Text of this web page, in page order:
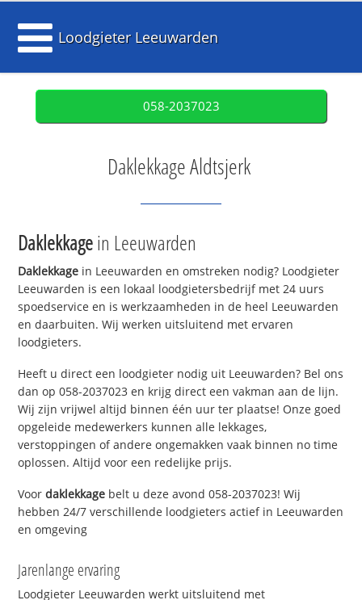
Loodgieter Leeuwarden
058-2037023
Daklekkage Aldtsjerk
Daklekkagein Leeuwarden
Daklekkage in Leeuwarden en omstreken nodig? Loodgieter
Leeuwarden is een lokaal loodgietersbedrijf met 24 uurs
spoedservice en is werkzaamheden in de heel Leeuwarden
en daarbuiten. Wij werken uitsluitend met ervaren
loodgieters.
Heeft u direct een loodgieter nodig uit Leeuwarden? Bel ons
dan op 058-2037023 en krijg direct een vakman aan de lijn.
Wij zijn vrijwel altijd binnen één uur ter plaatse! Onze goed
opgeleide medewerkers kunnen alle lekkages,
verstoppingen of andere ongemakken vaak binnen no time
oplossen. Altijd voor een redelijke prijs.
Voordaklekkage belt u deze avond 058-2037023! Wij
hebben 24/7 verschillende loodgieters actief in Leeuwarden
en omgeving
Jarenlange ervaring
Loodgieter Leeuwarden werkt uitsluitend met